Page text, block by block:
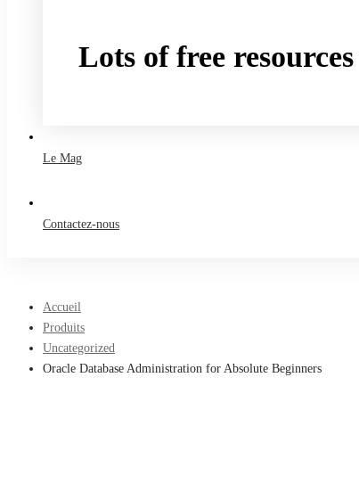
Lots of free
Le Mag
Contactez-nous
Accueil
Produits
Uncategorized
Oracle Database Administration for Absolute Beginners